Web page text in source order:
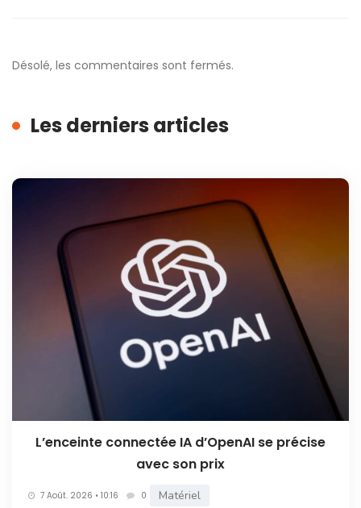
Désolé, les commentaires sont fermés.
Les derniers articles
L’enceinte connectée IA d’OpenAI se précise
avec son prix
7 Août. 2026 • 10:16 0 Matériel